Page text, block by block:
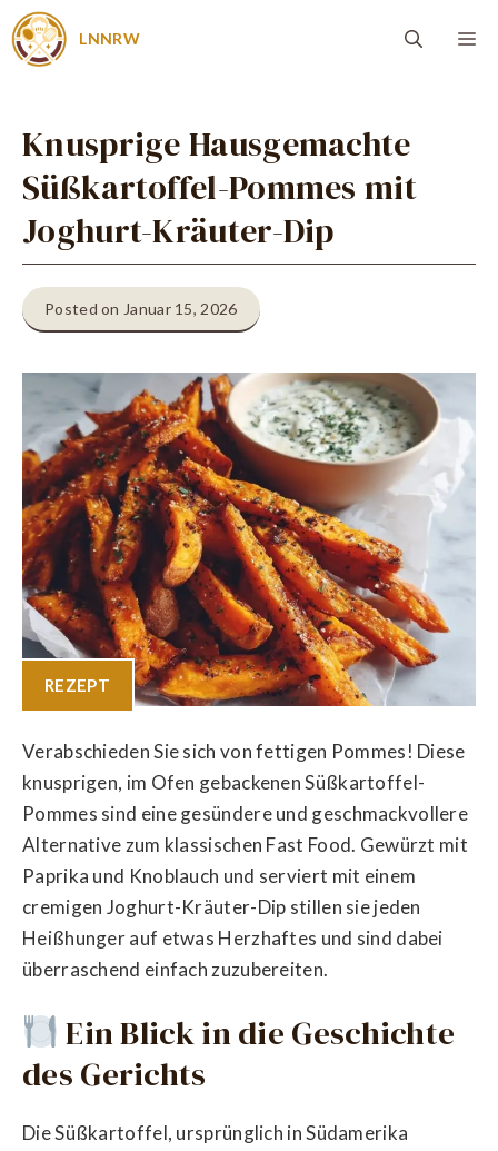
Zum
Inhalt
LNNRW
Knusprige Hausgemachte
Süßkartoffel-Pommes mit
Joghurt-Kräuter-Dip
Posted on Januar 15, 2026
REZEPT
Verabschieden Sie sich von fettigen Pommes! Diese
knusprigen, im Ofen gebackenen Süßkartoffel-
Pommes sind eine gesündere und geschmackvollere
Alternative zum klassischen Fast Food. Gewürzt mit
Paprika und Knoblauch und serviert mit einem
cremigen Joghurt-Kräuter-Dip stillen sie jeden
Heißhunger auf etwas Herzhaftes und sind dabei
überraschend einfach zuzubereiten.
Ein Blick in die Geschichte
des Gerichts
Die Süßkartoffel, ursprünglich in Südamerika